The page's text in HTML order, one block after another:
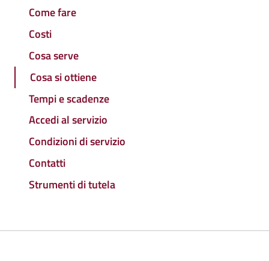
Come fare
Costi
Cosa serve
Cosa si ottiene
Tempi e scadenze
Accedi al servizio
Condizioni di servizio
Contatti
Strumenti di tutela